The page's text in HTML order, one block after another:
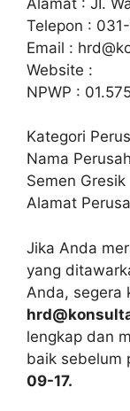
Telepon :
Email :
Website :
NPWP :
Kategori
Nama
Semen Gresik
Alamat
Jika Anda
yang
Anda, segera
lengkap dan
baik sebelum
09-17.